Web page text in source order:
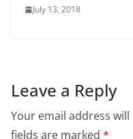
July 13, 2018
Leave a Reply
Your email address
fields are marked *